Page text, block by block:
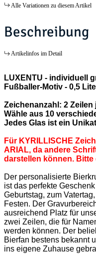
Alle Variationen zu diesem Artikel
Beschreibung
Artikelinfos im Detail
LUXENTU - individuell
Fußballer-Motiv - 0,5
Zeichenanzahl: 2 Zeilen
Wähle aus 10
Jedes Glas ist ein
Für KYRILLISCHE
ARIAL, da andere
darstellen können. Bitte
Der personalisierte
ist das perfekte
Geburtstag, zum
Festen. Der
ausreichend Platz für
zwei Zeilen, die für
werden können. Der
Bierfan bestens bekannt
ins eigene Zuhause